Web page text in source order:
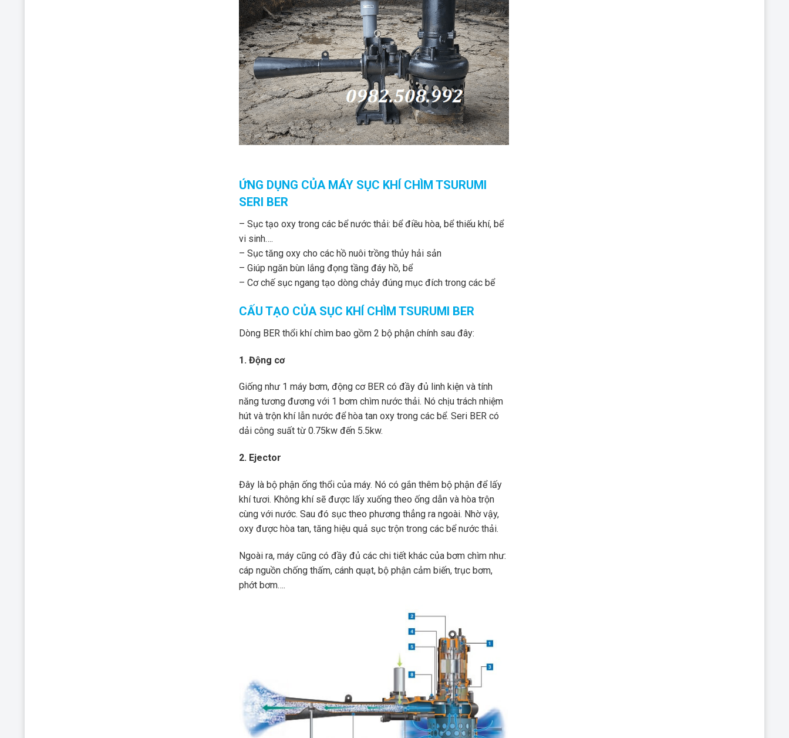
ỨNG DỤNG CỦA MÁY SỤC KHÍ CHÌM TSURUMI
SERI BER
– Sục tạo oxy trong các bể nước thải: bể điều hòa, bể thiếu khí, bể
vi sinh….
– Sục tăng oxy cho các hồ nuôi trồng thủy hải sản
– Giúp ngăn bùn lắng đọng tầng đáy hồ, bể
– Cơ chế sục ngang tạo dòng chảy đúng mục đích trong các bể
CẤU TẠO CỦA SỤC KHÍ CHÌM TSURUMI BER
Dòng BER thổi khí chìm bao gồm 2 bộ phận chính sau đây:
1. Động cơ
Giống như 1 máy bơm, động cơ BER có đầy đủ linh kiện và tính
năng tương đương với 1 bơm chìm nước thải. Nó chịu trách nhiệm
hút và trộn khí lẫn nước để hòa tan oxy trong các bể. Seri BER có
dải công suất từ 0.75kw đến 5.5kw.
2. Ejector
Đây là bộ phận ống thổi của máy. Nó có gắn thêm bộ phận để lấy
khí tươi. Không khí sẽ được lấy xuống theo ống dẫn và hòa trộn
cùng với nước. Sau đó sục theo phương thẳng ra ngoài. Nhờ vậy,
oxy được hòa tan, tăng hiệu quả sục trộn trong các bể nước thải.
Ngoài ra, máy cũng có đầy đủ các chi tiết khác của bơm chìm như:
cáp nguồn chống thấm, cánh quạt, bộ phận cảm biến, trục bơm,
phớt bơm….